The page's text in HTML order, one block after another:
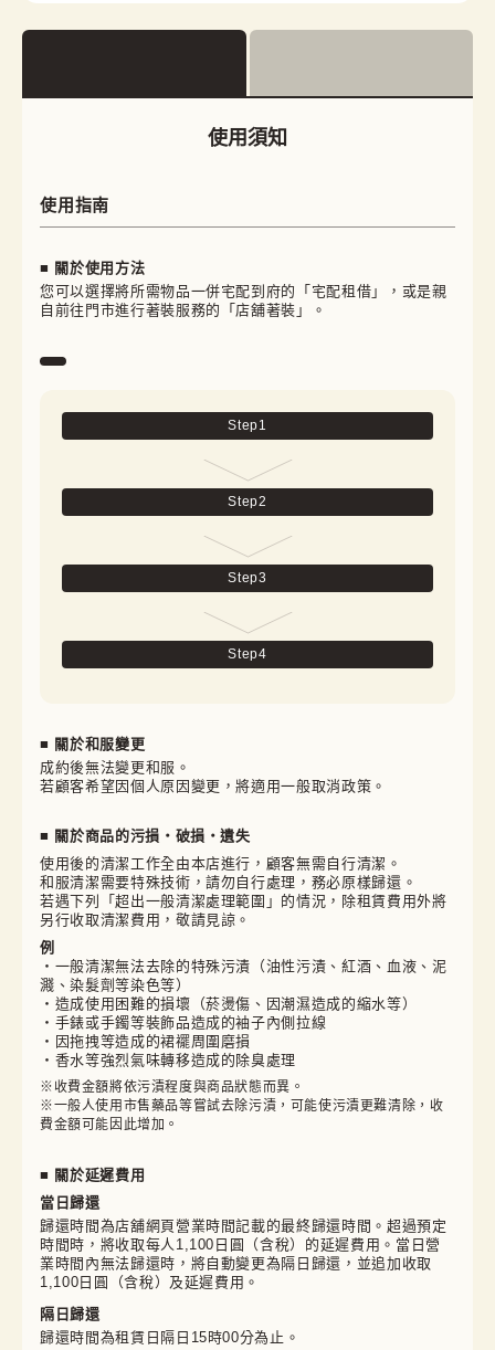
使用須知
使用指南
■ 關於使用方法
您可以選擇將所需物品一併宅配到府的「宅配租借」，或是親
自前往門市進行著裝服務的「店舖著裝」。
Step1
Step2
Step3
Step4
■ 關於和服變更
成約後無法變更和服。
若顧客希望因個人原因變更，將適用一般取消政策。
■ 關於商品的污損・破損・遺失
使用後的清潔工作全由本店進行，顧客無需自行清潔。
和服清潔需要特殊技術，請勿自行處理，務必原樣歸還。
若遇下列「超出一般清潔處理範圍」的情況，除租賃費用外將
另行收取清潔費用，敬請見諒。
例
・一般清潔無法去除的特殊污漬（油性污漬、紅酒、血液、泥
濺、染髮劑等染色等）
・造成使用困難的損壞（菸燙傷、因潮濕造成的縮水等）
・手錶或手鐲等裝飾品造成的袖子內側拉線
・因拖拽等造成的裙襬周圍磨損
・香水等強烈氣味轉移造成的除臭處理
※收費金額將依污漬程度與商品狀態而異。
※一般人使用市售藥品等嘗試去除污漬，可能使污漬更難清除，收
費金額可能因此增加。
■ 關於延遲費用
當日歸還
歸還時間為店舖網頁營業時間記載的最終歸還時間。超過預定
時間時，將收取每人1,100日圓（含稅）的延遲費用。當日營
業時間內無法歸還時，將自動變更為隔日歸還，並追加收取
1,100日圓（含稅）及延遲費用。
隔日歸還
歸還時間為租賃日隔日15時00分為止。